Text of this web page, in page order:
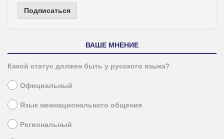
Подписаться
ВАШЕ МНЕНИЕ
Какой статус должен быть у русского языка?
Официальный
Язык межнационального общения
Региональный